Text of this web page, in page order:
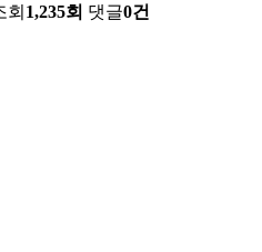
회 1,235회 댓글0건